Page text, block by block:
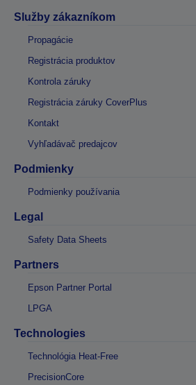
Služby zákazníkom
Propagácie
Registrácia produktov
Kontrola záruky
Registrácia záruky CoverPlus
Kontakt
Vyhľadávač predajcov
Podmienky
Podmienky používania
Legal
Safety Data Sheets
Partners
Epson Partner Portal
LPGA
Technologies
Technológia Heat-Free
PrecisionCore